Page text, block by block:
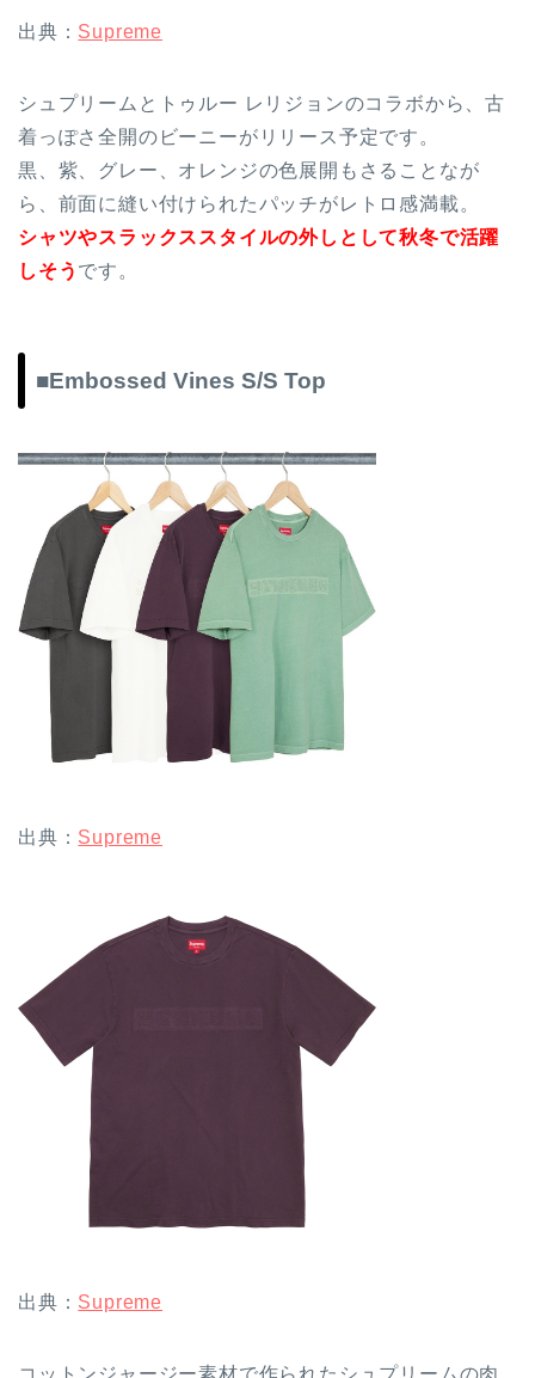
出典： Supreme
シュプリームとトゥルー レリジョンのコラボから、古
着っぽさ全開のビーニーがリリース予定です。
黒、紫、グレー、オレンジの色展開もさることなが
ら、前面に縫い付けられたパッチがレトロ感満載。
シャツやスラックススタイルの外しとして秋冬で活躍
しそう です。
■Embossed Vines S/S Top
出典： Supreme
出典： Supreme
コットンジャージー素材で作られたシュプリームの肉